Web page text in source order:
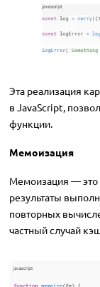
Эта реализация
в JavaScript,
функции.
Мемоизация
Мемоизация — это
результаты
повторных
частный случай